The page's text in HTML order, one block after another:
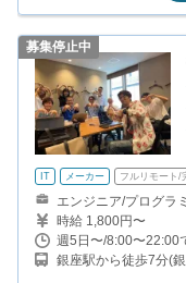
募集停止中
IT メーカー フルリモート/
エンジニア/プログラ
時給 1,800円〜
週5日〜/8:00〜22:00
銀座駅から徒歩7分(